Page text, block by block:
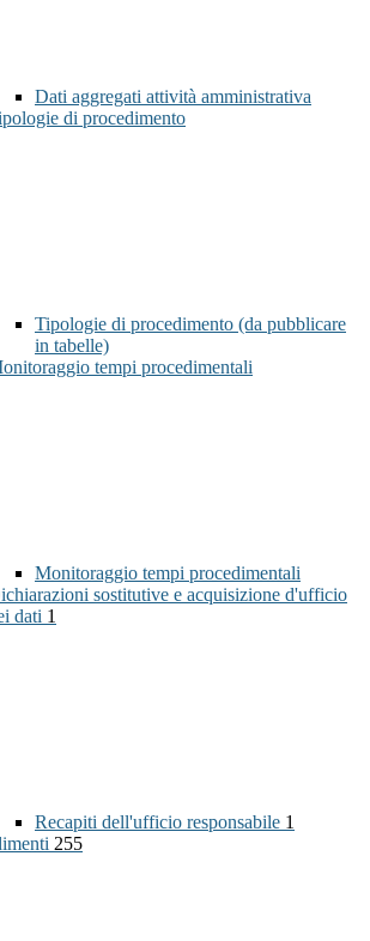
Dati aggregati attività amministrativa
di procedimento
Tipologie di procedimento (da pubblicare
in tabelle)
tempi procedimentali
Monitoraggio tempi procedimentali
sostitutive e acquisizione d'ufficio
dati 1
Recapiti dell'ufficio responsabile 1
255